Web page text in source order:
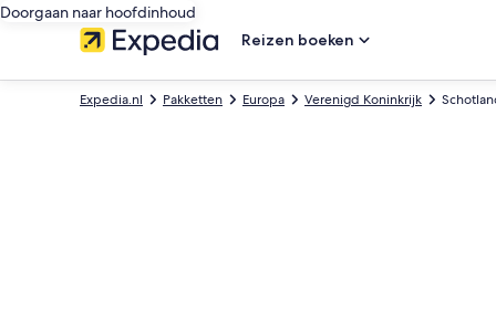
Doorgaan naar hoofdinhoud
Reizen boeken
Verenigd Koninkrijk
Europa
Pakketten
Expedia.nl